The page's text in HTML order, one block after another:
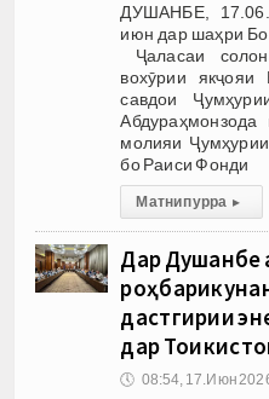
ДУШАНБЕ,
июн дар шаҳри
Ҷаласаи
вохӯрии якҷояи
савдои
молияи
бо Раиси Фонди
Матни пурра ▸
Дар Душанбе
дастгирии
дар
🕔 08:54, 17.Июн